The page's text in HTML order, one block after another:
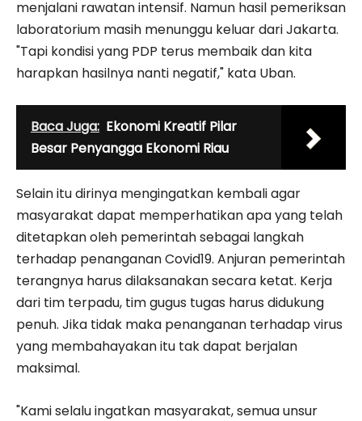
menjalani rawatan intensif. Namun hasil pemeriksan
laboratorium masih menunggu keluar dari Jakarta.
"Tapi kondisi yang PDP terus membaik dan kita
harapkan hasilnya nanti negatif," kata Uban.
Baca Juga: Ekonomi Kreatif Pilar
Besar Penyangga Ekonomi Riau
Selain itu dirinya mengingatkan kembali agar
masyarakat dapat memperhatikan apa yang telah
ditetapkan oleh pemerintah sebagai langkah
terhadap penanganan Covid19. Anjuran pemerintah
terangnya harus dilaksanakan secara ketat. Kerja
dari tim terpadu, tim gugus tugas harus didukung
penuh. Jika tidak maka penanganan terhadap virus
yang membahayakan itu tak dapat berjalan
maksimal.
"Kami selalu ingatkan masyarakat, semua unsur